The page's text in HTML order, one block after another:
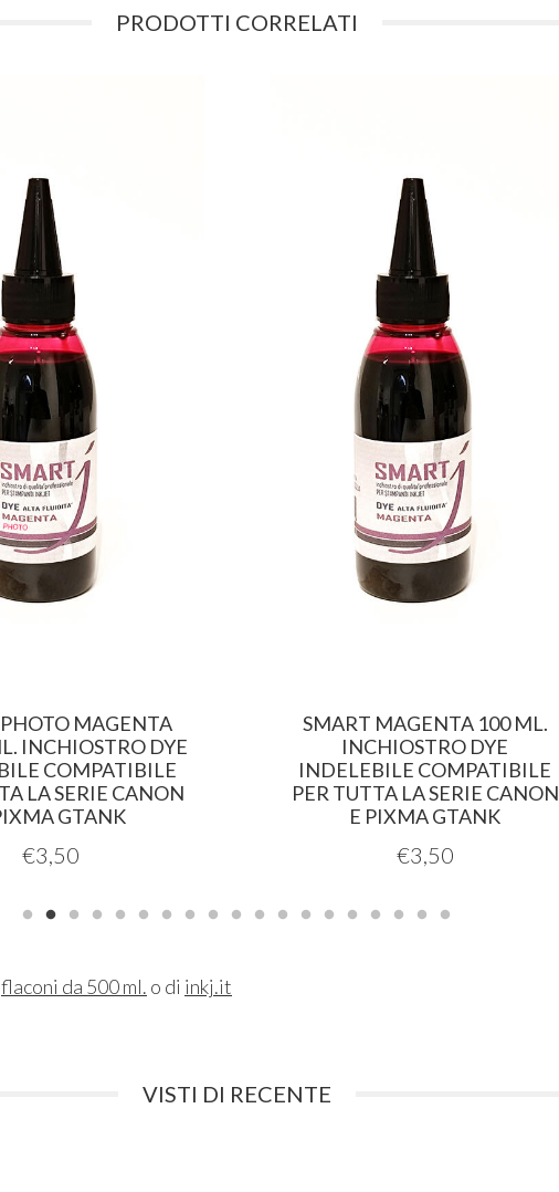
PRODOTTI CORRELATI
MAGENTA
INCHIOSTRO DYE
COMPATIBILE
LA SERIE CANON
GTANK
€3,50
SMART MAGENTA 100 ML.
INCHIOSTRO DYE
INDELEBILE COMPATIBILE
PER TUTTA LA SERIE CANON
E PIXMA GTANK
€3,50
flaconi da 500 ml. o di inkj.it
VISTI DI RECENTE